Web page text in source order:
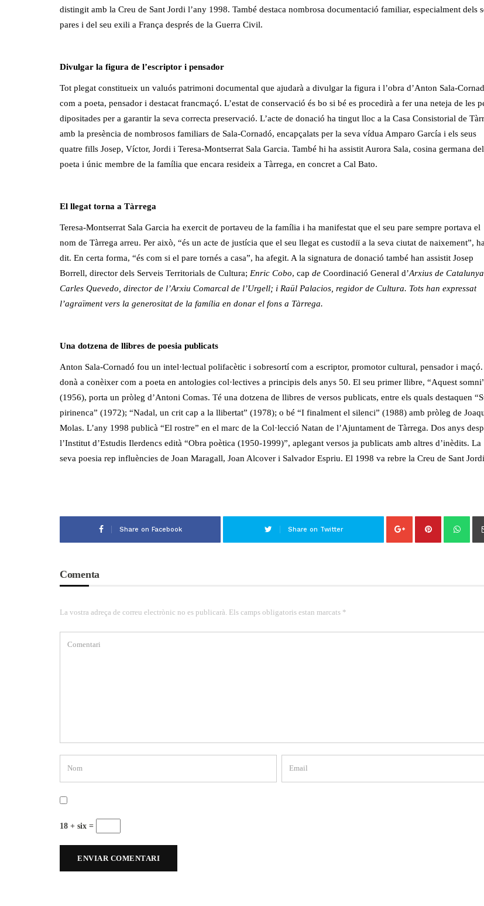
distingit amb la Creu de Sant Jordi l’any 1998. També destaca nombrosa documentació familiar, especialment dels
pares i del seu exili a França després de la Guerra Civil.
Divulgar la figura de l’escriptor i pensador
Tot plegat constitueix un valuós patrimoni documental que ajudarà a divulgar la figura i l’obra d’Anton Sala-
com a poeta, pensador i destacat francmaçó. L’estat de conservació és bo si bé es procedirà a fer una neteja de les
dipositades per a garantir la seva correcta preservació. L’acte de donació ha tingut lloc a la Casa Consistorial de
amb la presència de nombrosos familiars de Sala-Cornadó, encapçalats per la seva vídua Amparo García i els seus
quatre fills Josep, Víctor, Jordi i Teresa-Montserrat Sala Garcia. També hi ha assistit Aurora Sala, cosina germana del
poeta i únic membre de la família que encara resideix a Tàrrega, en concret a Cal Bato.
El llegat torna a Tàrrega
Teresa-Montserrat Sala Garcia ha exercit de portaveu de la família i ha manifestat que el seu pare sempre portava el
nom de Tàrrega arreu. Per això, “és un acte de justícia que el seu llegat es custodiï a la seva ciutat de naixement”, ha
dit. En certa forma, “és com si el pare tornés a casa”, ha afegit. A la signatura de donació també han assistit Josep
Borrell, director dels Serveis Territorials de Cultura; Enric Cobo, cap de Coordinació General d’Arxius de
Carles Quevedo, director de l’Arxiu Comarcal de l’Urgell; i Raül Palacios, regidor de Cultura. Tots han expressat
l’agraïment vers la generositat de la família en donar el fons a Tàrrega.
Una dotzena de llibres de poesia publicats
Anton Sala-Cornadó fou un intel·lectual polifacètic i sobresortí com a escriptor, promotor cultural, pensador i maçó.
donà a conèixer com a poeta en antologies col·lectives a principis dels anys 50. El seu primer llibre, “Aquest
(1956), porta un pròleg d’Antoni Comas. Té una dotzena de llibres de versos publicats, entre els quals destaquen
pirinenca” (1972); “Nadal, un crit cap a la llibertat” (1978); o bé “I finalment el silenci” (1988) amb pròleg de
Molas. L’any 1998 publicà “El rostre” en el marc de la Col·lecció Natan de l’Ajuntament de Tàrrega. Dos anys
l’Institut d’Estudis Ilerdencs edità “Obra poètica (1950-1999)”, aplegant versos ja publicats amb altres d’inèdits. La
seva poesia rep influències de Joan Maragall, Joan Alcover i Salvador Espriu. El 1998 va rebre la Creu de Sant
Share on Facebook Share on Twitter
Comenta
La vostra adreça de correu electrònic no es publicarà. Els camps obligatoris estan marcats *
18 + six =